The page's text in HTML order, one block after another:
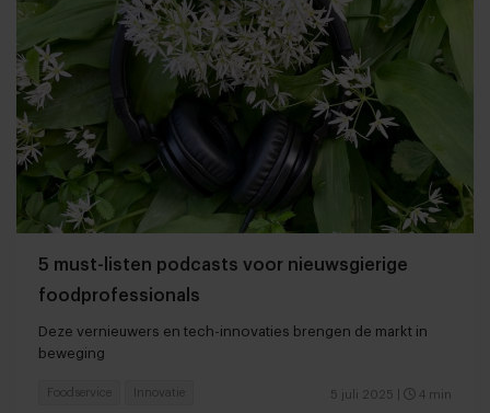
5 must-listen podcasts voor nieuwsgierige
foodprofessionals
Deze vernieuwers en tech-innovaties brengen de markt in
beweging
5 juli 2025 4 min
Foodservice Innovatie